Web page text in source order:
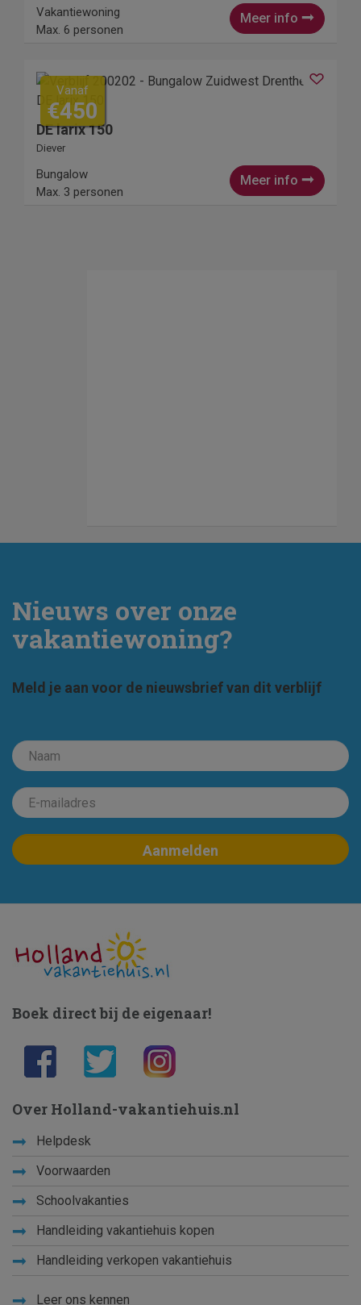
Meer info
Vakantiewoning
Max. 6 personen
Vanaf
€450
DE larix 150
Diever
Meer info
Bungalow
Max. 3 personen
Nieuws over onze
vakantiewoning?
Meld je aan voor de nieuwsbrief van dit verblijf
Boek direct bij de eigenaar!
Over Holland-vakantiehuis.nl
Helpdesk
Voorwaarden
Schoolvakanties
Handleiding vakantiehuis kopen
Handleiding verkopen vakantiehuis
Leer ons kennen